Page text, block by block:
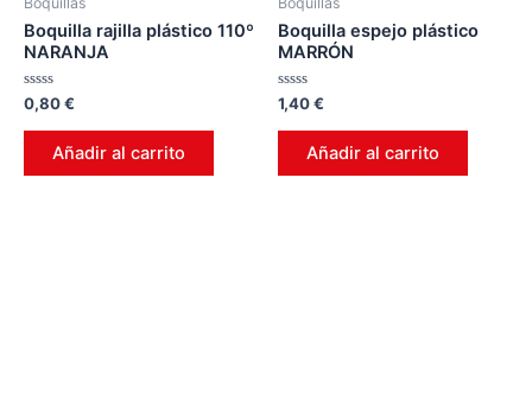
Boquilla rajilla plástico 110º
NARANJA
Valorado
en
0
0,80€
Añadir al carrito
Boquilla espejo plástico
MARRÓN
Valorado
en
0
1,40€
Añadir al carrito